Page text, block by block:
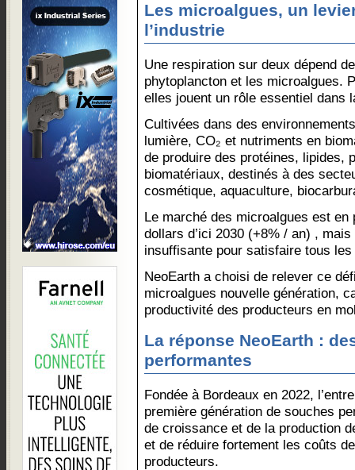
Les microalgues, un
l’industrie
Une respiration sur deux dépend
phytoplancton et les microalgues.
elles jouent un rôle essentiel dans
Cultivées dans des
lumière, CO₂ et nutriments en
de produire des protéines, lipides,
biomatériaux, destinés à des
cosmétique, aquaculture,
Le marché des microalgues est
dollars d’ici 2030 (+8% / an) ,
insuffisante pour satisfaire tous
NeoEarth a choisi de relever ce
microalgues nouvelle génération,
productivité des producteurs en
La réponse NeoEarth :
performantes
Fondée à Bordeaux en 2022,
première génération de souches
de croissance et de la production
et de réduire fortement les coûts
producteurs.